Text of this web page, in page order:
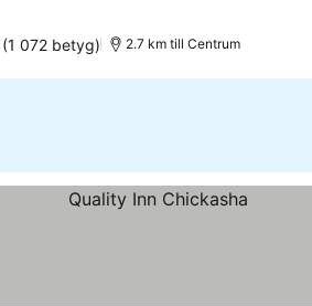
(1 072 betyg) 2.7 km till Centrum